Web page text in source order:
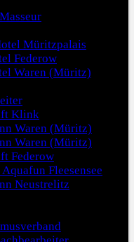
Müritzpalais
Federow
Waren (Müritz)
Klink
Waren (Müritz)
Waren (Müritz)
Federow
Fleesensee
Neustrelitz